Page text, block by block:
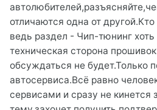
отличаются одна от
ведь раздел - Чип-тюнинг
техническая сторона
обсуждаться не будет.Только
автосервиса.Всё равно
сервисами и сразу не кинется